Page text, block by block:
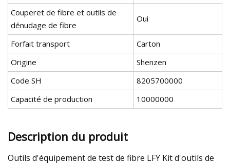
Couperet de fibre et outils de
dénudage de fibre
Oui
Forfait transport
Carton
Origine
Shenzen
Code SH
8205700000
Capacité de production
10000000
Description du produit
Outils d'équipement de test de fibre LFY Kit d'outils de